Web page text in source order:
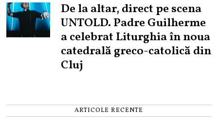
De la altar, direct pe scena
UNTOLD. Padre Guilherme
a celebrat Liturghia în noua
catedrală greco-catolică din
Cluj
ARTICOLE RECENTE